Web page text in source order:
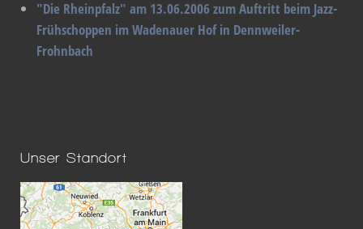
"Die Rheinpfalz" am 13.06.2006 zum Auftritt beim Jazz-
Frühschoppen im Wadenauer Hof in Dennweiler-
Frohnbach
Unser Standort